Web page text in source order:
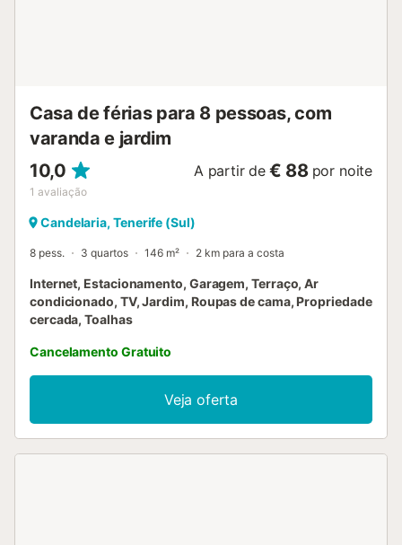
Casa de férias para 8 pessoas, com
varanda e jardim
10,0
1 avaliação
A partir de € 88 por noite
Candelaria, Tenerife (Sul)
8 pess. 3 quartos 146 m² 2 km para a costa
Internet, Estacionamento, Garagem, Terraço, Ar
condicionado, TV, Jardim, Roupas de cama, Propriedade
cercada, Toalhas
Cancelamento Gratuito
Veja oferta